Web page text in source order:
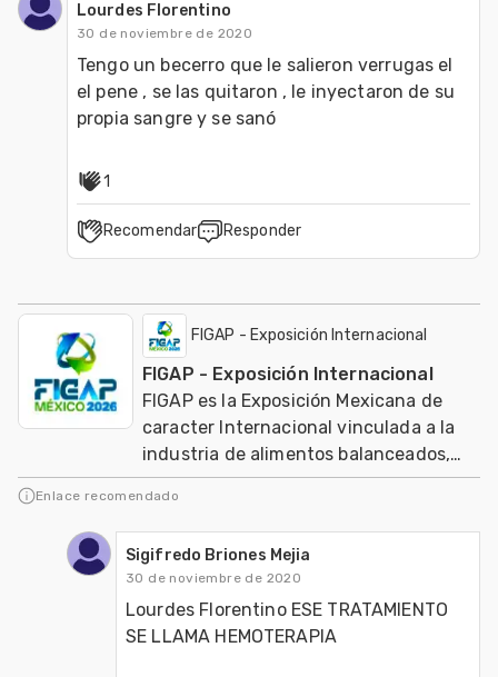
Lourdes Florentino
30 de noviembre de 2020
Tengo un becerro que le salieron verrugas el
el pene , se las quitaron , le inyectaron de su
propia sangre y se sanó
1
Recomendar Responder
FIGAP - Exposición Internacional
FIGAP - Exposición Internacional
FIGAP es la Exposición Mexicana de
caracter Internacional vinculada a la
industria de alimentos balanceados,
salud, nutrición y genética en
producción anima
Enlace recomendado
Sigifredo Briones Mejia
30 de noviembre de 2020
Lourdes Florentino ESE TRATAMIENTO
SE LLAMA HEMOTERAPIA